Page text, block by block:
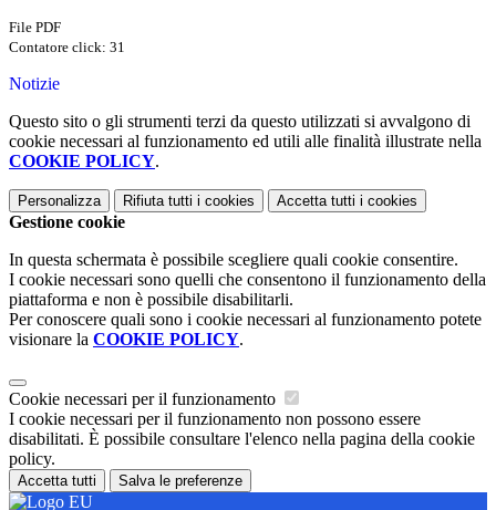
File PDF
Contatore click: 31
Notizie
Questo sito o gli strumenti terzi da questo utilizzati si avvalgono di
cookie necessari al funzionamento ed utili alle finalità illustrate nella
COOKIE POLICY.
Personalizza Rifiuta tutti i cookies Accetta tutti i cookies
Gestione cookie
In questa schermata è possibile scegliere quali cookie consentire.
I cookie necessari sono quelli che consentono il funzionamento della
piattaforma e non è possibile disabilitarli.
Per conoscere quali sono i cookie necessari al funzionamento potete
visionare la COOKIE POLICY.
Cookie necessari per il funzionamento
I cookie necessari per il funzionamento non possono essere
disabilitati. È possibile consultare l'elenco nella pagina della cookie
policy.
Accetta tutti Salva le preferenze